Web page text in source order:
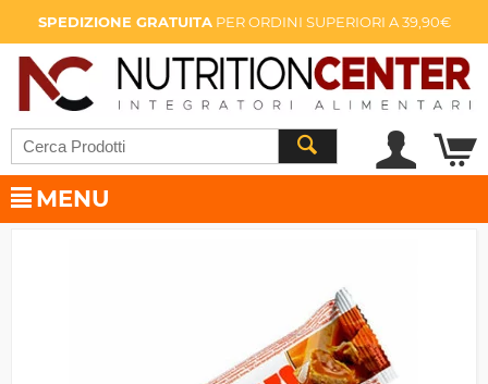
SPEDIZIONE GRATUITAPER ORDINI SUPERIORI A 39,90€
MENU